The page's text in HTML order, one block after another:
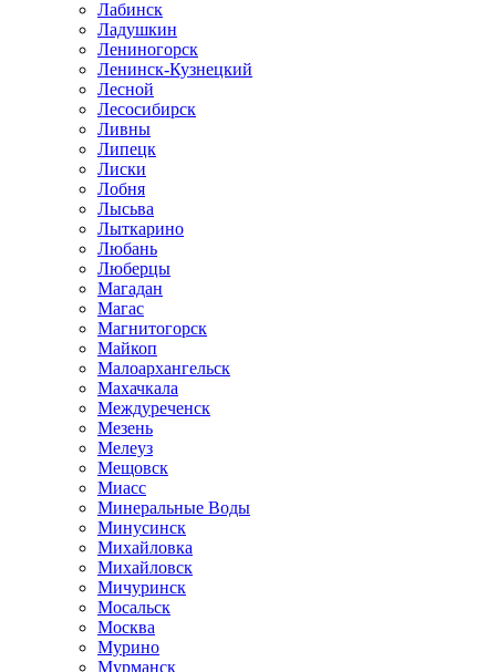
Лабинск
Ладушкин
Лениногорск
Ленинск-Кузнецкий
Лесной
Лесосибирск
Ливны
Липецк
Лиски
Лобня
Лысьва
Лыткарино
Любань
Люберцы
Магадан
Магас
Магнитогорск
Майкоп
Малоархангельск
Махачкала
Междуреченск
Мезень
Мелеуз
Мещовск
Миасс
Минеральные Воды
Минусинск
Михайловка
Михайловск
Мичуринск
Мосальск
Москва
Мурино
Мурманск